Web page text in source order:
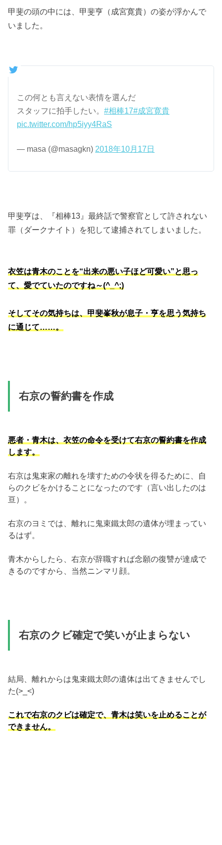
甲斐の頭の中には、甲斐亨（成宮寛貴）の姿が浮かんで
いました。
この何とも言えない表情を選んだ
スタッフに拍手したい。#相棒17#成宮寛貴
pic.twitter.com/hp5iyy4RaS
— masa (@masagkn) 2018年10月17日
甲斐亨は、『相棒13』最終話で警察官として許されない
罪（ダークナイト）を犯して逮捕されてしまいました。
衣笠は青木のことを“出来の悪い子ほど可愛い”と思っ
て、愛でていたのですね～(^_^;)
そしてその気持ちは、甲斐峯秋が息子・亨を思う気持ち
に通じて……。
右京の誓約書を作成
悪者・青木は、衣笠の命令を受けて右京の誓約書を作成
します。
右京は鬼束家の離れを壊すための令状を得るために、自
らのクビをかけることになったのです（言い出したのは
亘）。
右京のヨミでは、離れに鬼束鐵太郎の遺体が埋まってい
るはず。
青木からしたら、右京が辞職すれば念願の復讐が達成で
きるのですから、当然ニンマリ顔。
右京のクビ確定で笑いが止まらない
結局、離れからは鬼束鐵太郎の遺体は出てきませんでし
た(>_<)
これで右京のクビは確定で、青木は笑いを止めることが
できません。